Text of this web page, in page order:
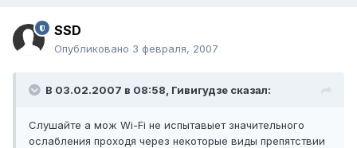
SSD
Опубликовано 3 февраля, 2007
В 03.02.2007 в 08:58, Гивигудзе сказал:
Слушайте а мож Wi-Fi не испытавыет значительного
ослабления проходя через некоторые виды препятствии